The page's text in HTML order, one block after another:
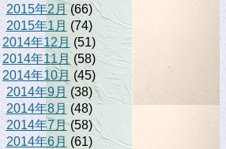
2015年2月 (66)
2015年1月 (74)
2014年12月 (51)
2014年11月 (58)
2014年10月 (45)
2014年9月 (38)
2014年8月(48)
2014年7月(58)
2014年6月 (61)